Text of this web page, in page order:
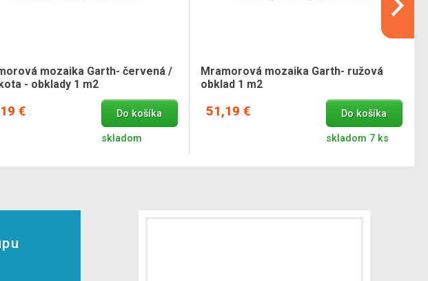
mozaika Garth- červená /
- obklady 1 m2
€ Do košíka
skladom
Mramorová mozaika Garth- ružová
obklad 1 m2
51,19 € Do košíka
skladom 7 ks